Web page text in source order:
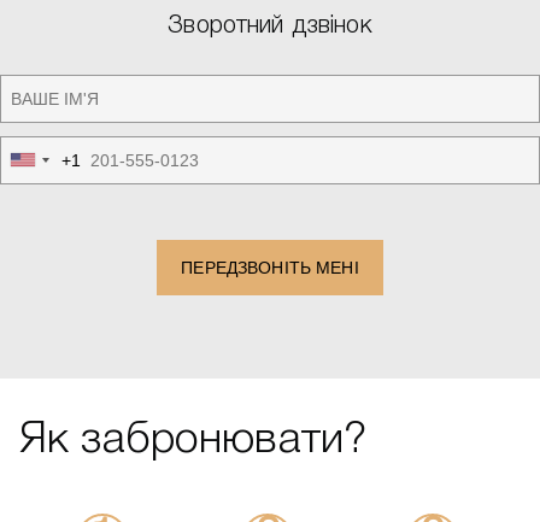
Зворотний дзвінок
United
States
+1
ПЕРЕДЗВОНІТЬ МЕНІ
Як забронювати?